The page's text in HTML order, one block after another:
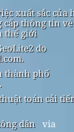
xuất sắc của
cấp thông tin về
thế giới
do
thành phố
toán cải
dân via